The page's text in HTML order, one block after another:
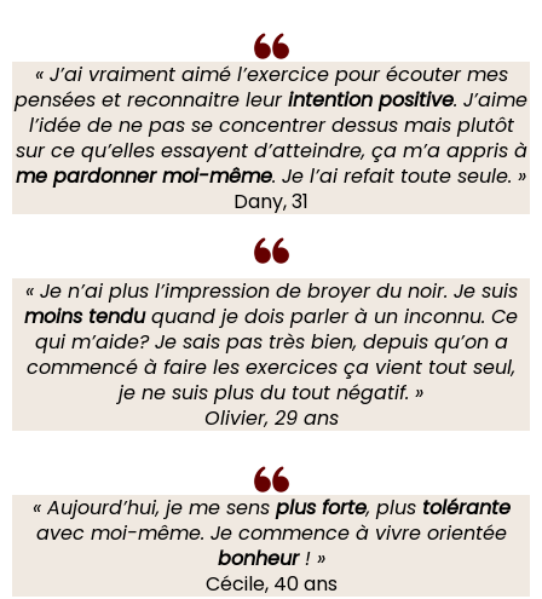
« J’ai vraiment aimé l’exercice pour écouter mes
pensées et reconnaitre leurintention positive. J’aime
l’idée de ne pas se concentrer dessus mais plutôt
sur ce qu’elles essayent d’atteindre, ça m’a appris à
me pardonner moi-même. Je l’ai refait toute seule. »
Dany, 31
« Je n’ai plus l’impression de broyer du noir. Je suis
moins tenduquand je dois parler à un inconnu. Ce
qui m’aide? Je sais pas très bien, depuis qu’on a
commencé à faire les exercices ça vient tout seul,
je ne suis plus du tout négatif. »
Olivier, 29 ans
« Aujourd’hui, je me sens plus forte, plus tolérante
avec moi-même. Je commence à vivre orientée
bonheur! »
Cécile, 40 ans